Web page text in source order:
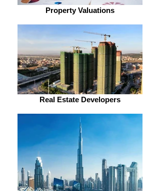
Property Valuations
Real Estate Developers